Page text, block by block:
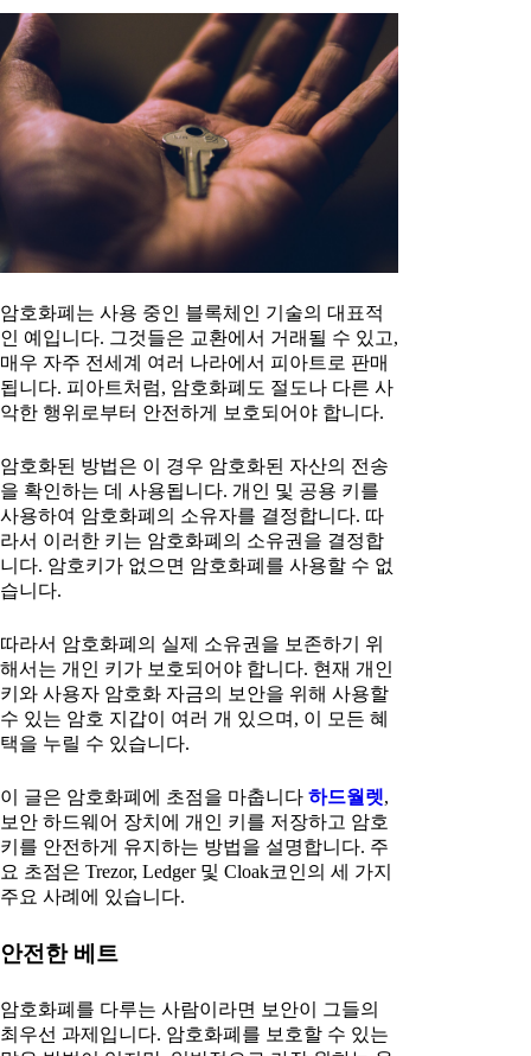
암호화폐는 사용 중인 블록체인 기술의 대표적
인 예입니다. 그것들은 교환에서 거래될 수 있고,
매우 자주 전세계 여러 나라에서 피아트로 판매
됩니다. 피아트처럼, 암호화폐도 절도나 다른 사
악한 행위로부터 안전하게 보호되어야 합니다.
암호화된 방법은 이 경우 암호화된 자산의 전송
을 확인하는 데 사용됩니다. 개인 및 공용 키를
사용하여 암호화폐의 소유자를 결정합니다. 따
라서 이러한 키는 암호화폐의 소유권을 결정합
니다. 암호키가 없으면 암호화폐를 사용할 수 없
습니다.
따라서 암호화폐의 실제 소유권을 보존하기 위
해서는 개인 키가 보호되어야 합니다. 현재 개인
키와 사용자 암호화 자금의 보안을 위해 사용할
수 있는 암호 지갑이 여러 개 있으며, 이 모든 혜
택을 누릴 수 있습니다.
이 글은 암호화폐에 초점을 마춥니다 하드월렛,
보안 하드웨어 장치에 개인 키를 저장하고 암호
키를 안전하게 유지하는 방법을 설명합니다. 주
요 초점은 Trezor, Ledger 및 Cloak코인의 세 가지
주요 사례에 있습니다.
안전한 베트
암호화폐를 다루는 사람이라면 보안이 그들의
최우선 과제입니다. 암호화폐를 보호할 수 있는